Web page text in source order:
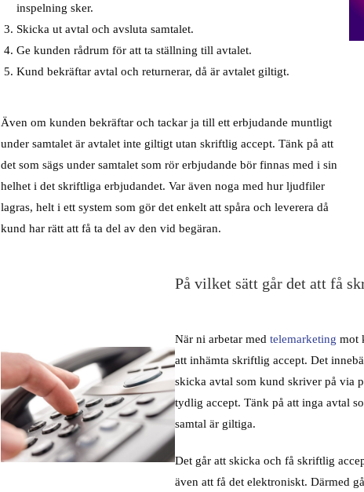
inspelning sker.
Skicka ut avtal och avsluta samtalet.
Ge kunden rådrum för att ta ställning till avtalet.
Kund bekräftar avtal och returnerar, då är avtalet giltigt.
Även om kunden bekräftar och tackar ja till ett erbjudande muntligt
under samtalet är avtalet inte giltigt utan skriftlig accept. Tänk på att
det som sägs under samtalet som rör erbjudande bör finnas med i sin
helhet i det skriftliga erbjudandet. Var även noga med hur ljudfiler
lagras, helt i ett system som gör det enkelt att spåra och leverera då
kund har rätt att få ta del av den vid begäran.
På vilket sätt går det att få
När ni arbetar medtelemarketing mot
att inhämta skriftlig accept. Det
skicka avtal som kund skriver på via
tydlig accept. Tänk på att inga avtal
samtal är giltiga.
Det går att skicka och få skriftlig
även att få det elektroniskt. Därmed